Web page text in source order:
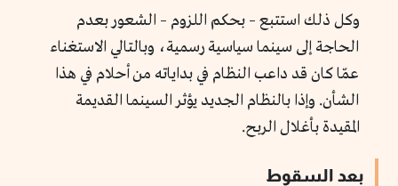
وكل ذلك استتبع – بحكم اللزوم – الشعور بعدم
الحاجة إلى سينما سياسية رسمية، وبالتالي الاستغناء
عمّا كان قد داعب النظام في بداياته من أحلام في هذا
الشأن. وإذا بالنظام الجديد يؤثر السينما القديمة
المقيدة بأغلال الربح.
بعد السقوط